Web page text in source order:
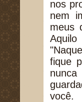
nos
nem
meus
fique
você.